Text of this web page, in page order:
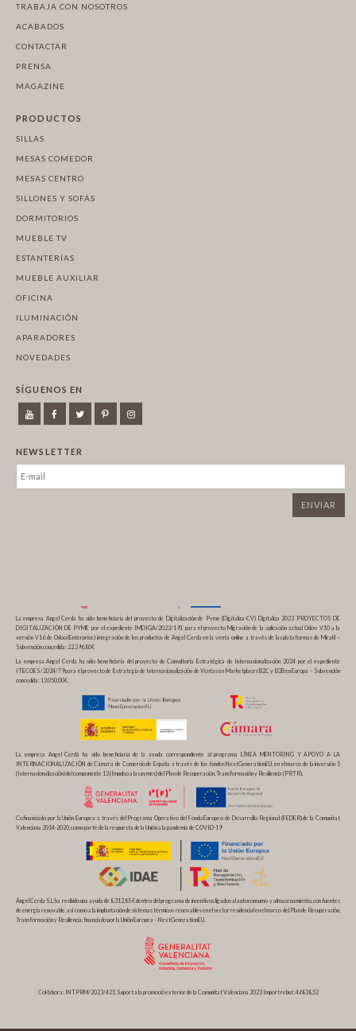
TRABAJA CON NOSOTROS
ACABADOS
CONTACTAR
PRENSA
MAGAZINE
PRODUCTOS
SILLAS
MESAS COMEDOR
MESAS CENTRO
SILLONES Y SOFÁS
DORMITORIOS
MUEBLE TV
ESTANTERÍAS
MUEBLE AUXILIAR
OFICINA
ILUMINACIÓN
APARADORES
NOVEDADES
SÍGUENOS EN
NEWSLETTER
La empresa Angel Cerda ha sido beneficiaria del proyecto de Digitalización de Pyme (Digitaliza-CV) Digitaliza 2023 PROYECTOS DE
DIGITALIZACIÓN DE PYME por el expediente IMDIGA/2023/191 para el proyecto Migración de la aplicación actual Odoo V10 a la
versión V16 de Odoo (Enterprise) integración de los productos de Angel Cerda en la venta online a través de las plataformas de Mirakl –
Subvención concedida: 22.396,80€
La empresa Angel Cerda ha sido beneficiaria del proyecto de Consultoría Estratégica de Internacionalización 2024 por el expediente
ITECOES/2024/79 para el proyecto de Estrategia de Internacionalización de Ventas en Marketplaces B2C y B2B en Europa – Subvención
concedida: 13.050,00€.
La empresa Angel Cerdá ha sido beneficiaria de la ayuda correspondiente al programa LÍNEA MENTORING Y APOYO A LA
INTERNACIONALIZACIÓN de Cámara de Comercio de España a través de los fondos NextGenerationEU, en el marco de la inversión 5
(Internacionalización) del componente 13 (Impulso a las pymes) del Plan de Recuperación, Transformación y Resiliencia (PRTR).
Cofinanciado por la Unión Europea a través del Programa Operativo del Fondo Europeo de Desarrollo Regional (FEDER) de la Comunitat
Valenciana 2014-2020, como parte de la respuesta de la Unión a la pandemia de COVID-19
Ángel Cerda S.L. ha recibido una ayuda de 8.312,85 € dentro del programa de incentivos ligados al autoconsumo y almacenamiento, con fuentes
de energía renovable, así como a la implantación de sistemas térmicos renovables en el sector residencial en el marco del Plan de Recuperación,
Transformación y Resiliencia, financiado por la Unión Europea – NextGenerationEU.
Col·labora: INTPRM/2023/421. Suport a la promoció exterior de la Comunitat Valenciana 2023 Import rebut: 46838,52